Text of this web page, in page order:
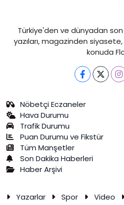
Türkiye'den ve dünyadan
yazıları, magazinden
konuda
Nöbetçi Eczaneler
Hava Durumu
Trafik Durumu
Puan Durumu ve Fikstür
Tüm Manşetler
Son Dakika Haberleri
Haber Arşivi
Yazarlar Spor Video